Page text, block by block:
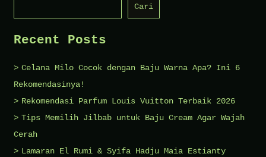
Maia
Estianty
Tampil
Anggun
Cari
Recent Posts
Celana Milo Cocok dengan Baju Warna Apa? Ini 6
Rekomendasinya!
Rekomendasi Parfum Louis Vuitton Terbaik 2026
Tips Memilih Jilbab untuk Baju Cream Agar Wajah
Cerah
Lamaran El Rumi & Syifa Hadju Maia Estianty